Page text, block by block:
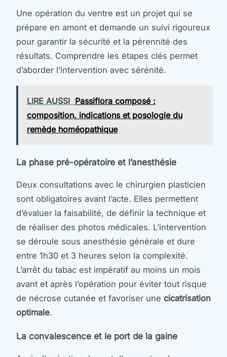
Une opération du ventre est un projet qui se
prépare en amont et demande un suivi rigoureux
pour garantir la sécurité et la pérennité des
résultats. Comprendre les étapes clés permet
d’aborder l’intervention avec sérénité.
LIRE AUSSI Passiflora composé :
composition, indications et posologie du
remède homéopathique
La phase pré-opératoire et l’anesthésie
Deux consultations avec le chirurgien plasticien
sont obligatoires avant l’acte. Elles permettent
d’évaluer la faisabilité, de définir la technique et
de réaliser des photos médicales. L’intervention
se déroule sous anesthésie générale et dure
entre 1h30 et 3 heures selon la complexité.
L’arrêt du tabac est impératif au moins un mois
avant et après l’opération pour éviter tout risque
de nécrose cutanée et favoriser une cicatrisation
optimale.
La convalescence et le port de la gaine